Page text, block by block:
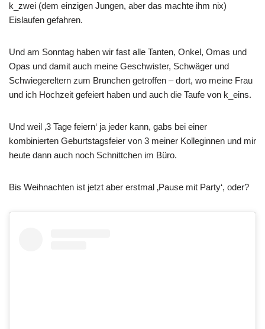
k_zwei (dem einzigen Jungen, aber das machte ihm nix)
Eislaufen gefahren.
Und am Sonntag haben wir fast alle Tanten, Onkel, Omas und
Opas und damit auch meine Geschwister, Schwäger und
Schwiegereltern zum Brunchen getroffen – dort, wo meine Frau
und ich Hochzeit gefeiert haben und auch die Taufe von k_eins.
Und weil ‚3 Tage feiern‘ ja jeder kann, gabs bei einer
kombinierten Geburtstagsfeier von 3 meiner Kolleginnen und mir
heute dann auch noch Schnittchen im Büro.
Bis Weihnachten ist jetzt aber erstmal ‚Pause mit Party‘, oder?